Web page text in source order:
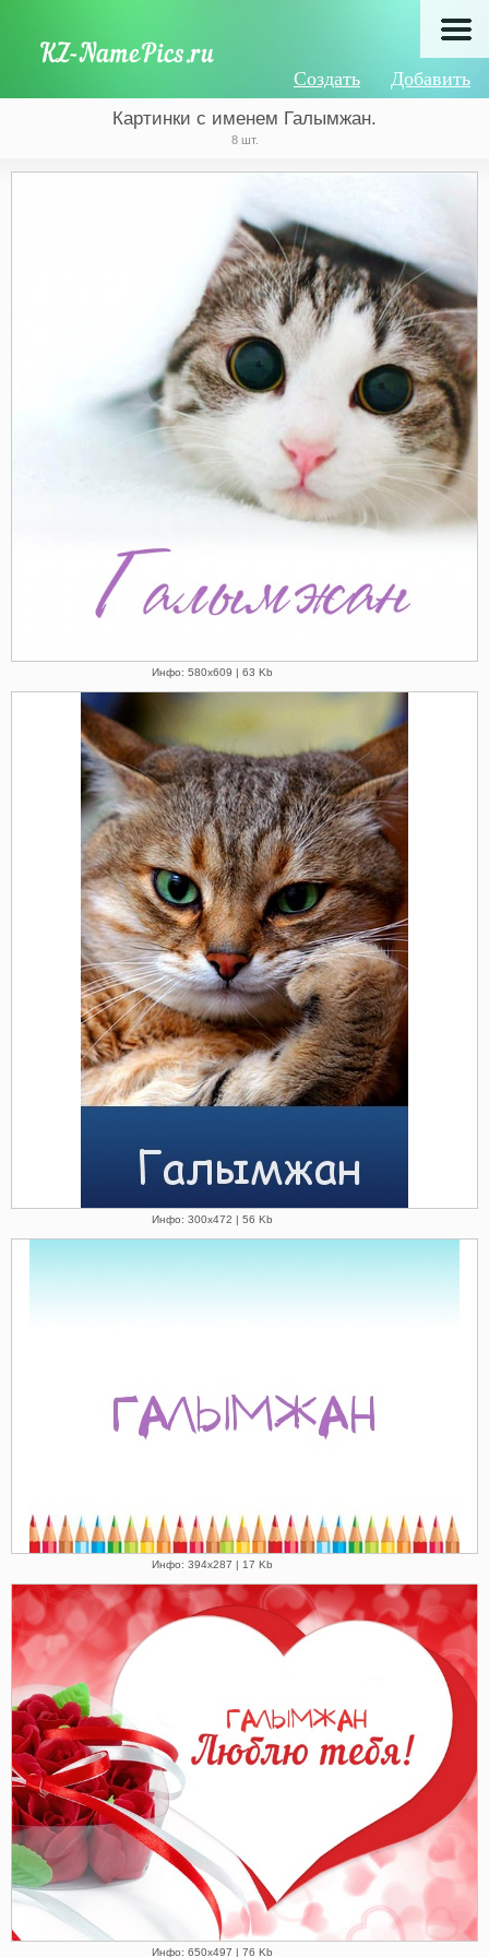
Добавить
Создать
Картинки с именем Галымжан.
8 шт.
Инфо: 580х609 | 63 Kb
Инфо: 300х472 | 56 Kb
Инфо: 394х287 | 17 Kb
Инфо: 650х497 | 76 Kb